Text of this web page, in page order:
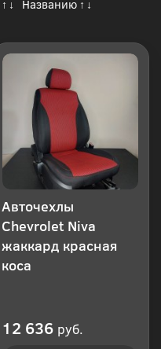
↑ ↓ Названию ↑ ↓
Авточехлы
Chevrolet Niva
жаккард красная
коса
12 636 руб.